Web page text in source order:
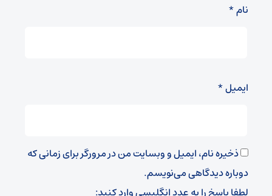
نام*
ایمیل*
ذخیره نام، ایمیل و وبسایت من در مرورگر برای زمانی که
دوباره دیدگاهی می‌نویسم.
لطفا پاسخ را به عدد انگلیسی وارد کنید: